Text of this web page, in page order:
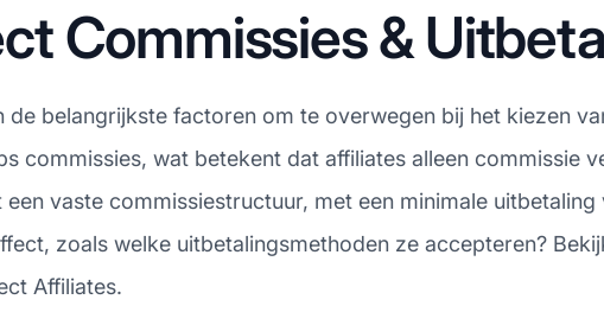
Commissies &
de belangrijkste factoren om te overwegen bij het kiezen
commissies, wat betekent dat affiliates alleen commissie
vaste commissiestructuur, met een minimale
zoals welke uitbetalingsmethoden ze accepteren?
Affiliates.